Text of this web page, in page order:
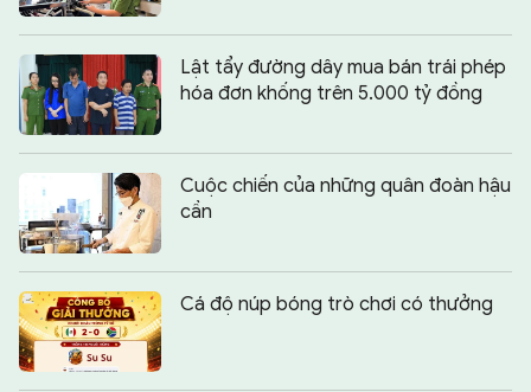
Lật tẩy đường dây mua bán trái phép
hóa đơn khống trên 5.000 tỷ đồng
Cuộc chiến của những quân đoàn hậu
cần
Cá độ núp bóng trò chơi có thưởng